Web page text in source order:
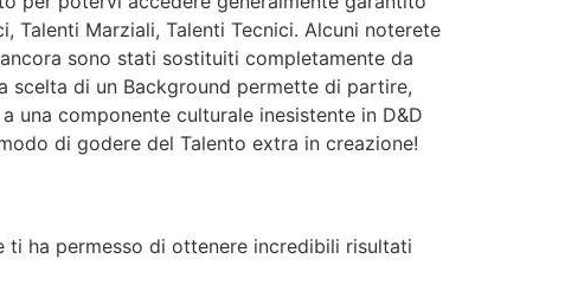
Talenti Marziali, Talenti Tecnici. Alcuni noterete
sono stati sostituiti completamente da
scelta di un Background permette di partire,
una componente culturale inesistente in D&D
di godere del Talento extra in creazione!
ti ha permesso di ottenere incredibili risultati